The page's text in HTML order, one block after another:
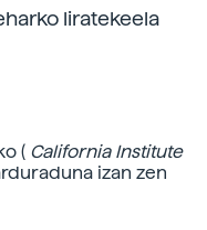
liratekeela
( California Institute
izan zen